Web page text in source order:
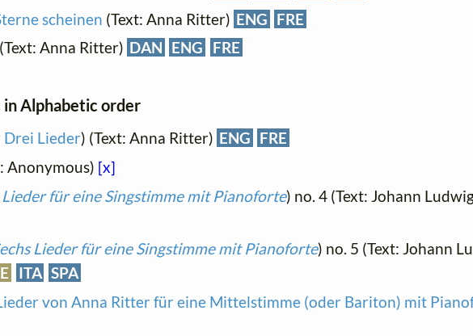
scheinen (Text: Anna Ritter) ENG FRE
Anna Ritter) DAN ENG FRE
Alphabetic order
Drei Lieder) (Text: Anna Ritter) ENG FRE
Anonymous) [x]
Lieder für eine Singstimme mit Pianoforte) no. 4 (Text: Johann
Lieder für eine Singstimme mit Pianoforte) no. 5 (Text: Johann
ITA SPA
von Anna Ritter für eine Mittelstimme (oder Bariton) mit